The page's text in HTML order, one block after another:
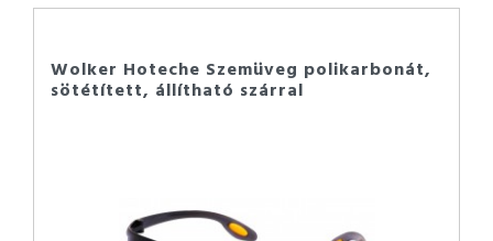
Wolker Hoteche Szemüveg polikarbonát,
sötétített, állítható szárral